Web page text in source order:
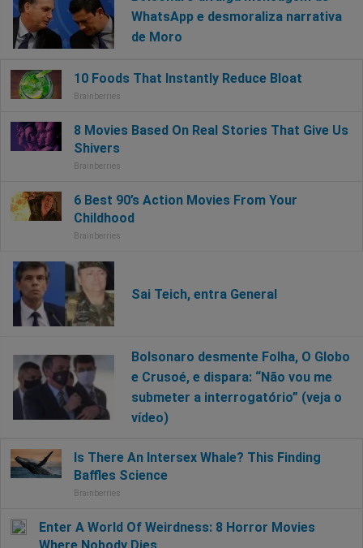
WhatsApp e desmoraliza narrativa
de Moro
Sai Teich, entra General
Bolsonaro desmente Folha, O Globo
e Crusoé, e dispara: “Não vou me
submeter a interrogatório” (veja o
vídeo)